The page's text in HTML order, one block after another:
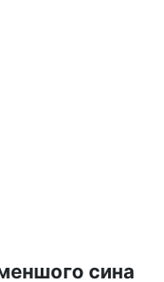
сина